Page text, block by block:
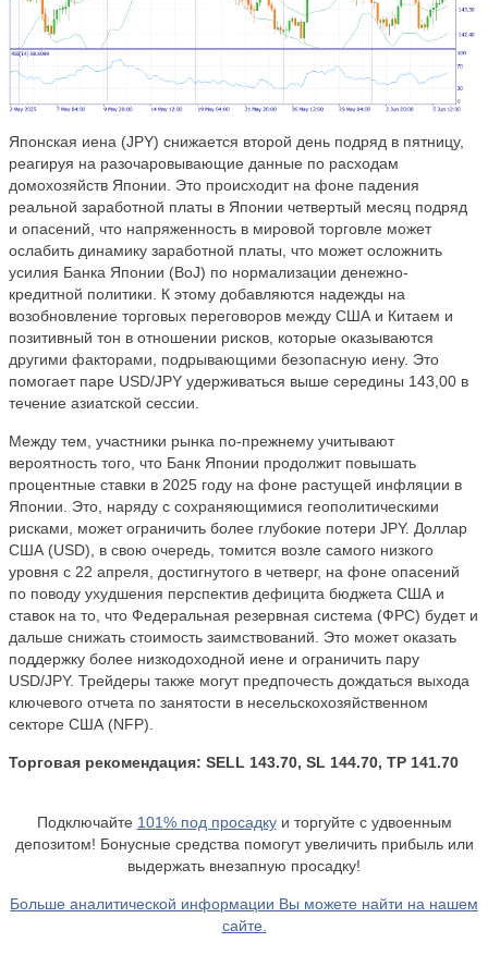
Японская иена (JPY) снижается второй день подряд в пятницу,
реагируя на разочаровывающие данные по расходам
домохозяйств Японии. Это происходит на фоне падения
реальной заработной платы в Японии четвертый месяц подряд
и опасений, что напряженность в мировой торговле может
ослабить динамику заработной платы, что может осложнить
усилия Банка Японии (BoJ) по нормализации денежно-
кредитной политики. К этому добавляются надежды на
возобновление торговых переговоров между США и Китаем и
позитивный тон в отношении рисков, которые оказываются
другими факторами, подрывающими безопасную иену. Это
помогает паре USD/JPY удерживаться выше середины 143,00 в
течение азиатской сессии.
Между тем, участники рынка по-прежнему учитывают
вероятность того, что Банк Японии продолжит повышать
процентные ставки в 2025 году на фоне растущей инфляции в
Японии. Это, наряду с сохраняющимися геополитическими
рисками, может ограничить более глубокие потери JPY. Доллар
США (USD), в свою очередь, томится возле самого низкого
уровня с 22 апреля, достигнутого в четверг, на фоне опасений
по поводу ухудшения перспектив дефицита бюджета США и
ставок на то, что Федеральная резервная система (ФРС) будет и
дальше снижать стоимость заимствований. Это может оказать
поддержку более низкодоходной иене и ограничить пару
USD/JPY. Трейдеры также могут предпочесть дождаться выхода
ключевого отчета по занятости в несельскохозяйственном
секторе США (NFP).
Торговая рекомендация: SELL 143.70, SL 144.70, TP 141.70
Подключайте 101% под просадкуи торгуйте с удвоенным
депозитом! Бонусные средства помогут увеличить прибыль или
выдержать внезапную просадку!
Больше аналитической информации Вы можете найти на нашем
сайте.